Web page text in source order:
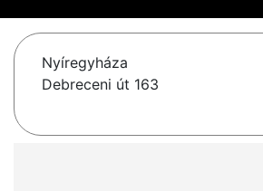
Nyíregyháza
Debreceni út 163